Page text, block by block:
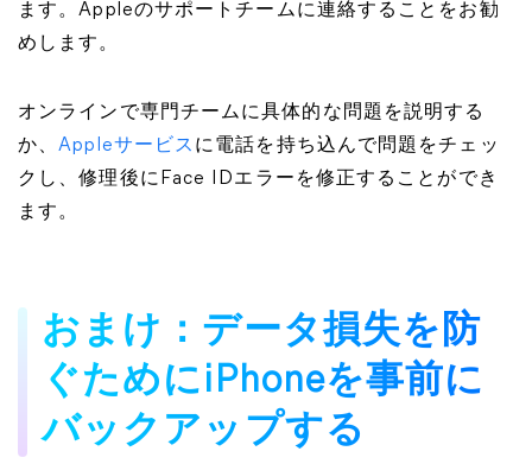
ます。Appleのサポートチームに連絡することをお勧
めします。
オンラインで専門チームに具体的な問題を説明する
か、Appleサービス に電話を持ち込んで問題をチェッ
クし、修理後にFace IDエラーを修正することができ
ます。
おまけ：データ損失を防
ぐためにiPhoneを事前に
バックアップする